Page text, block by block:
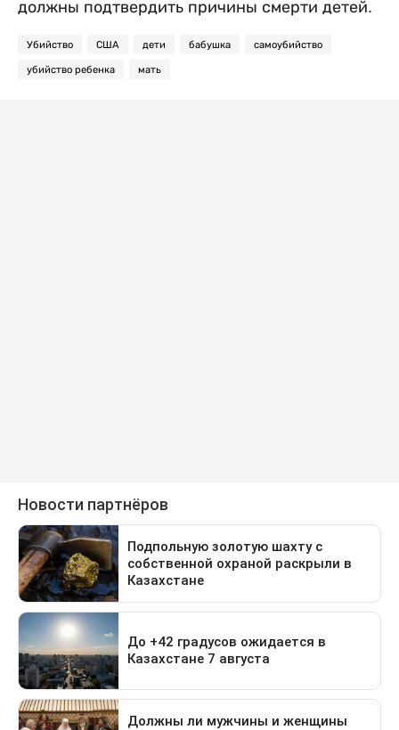
должны подтвердить причины смерти детей.
Убийство США дети бабушка самоубийство
убийство ребенка мать